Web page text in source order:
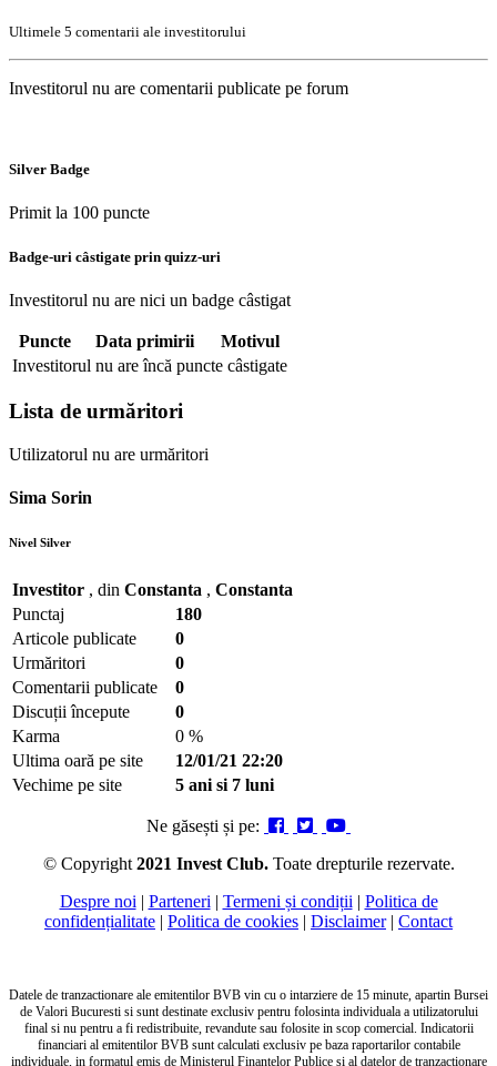
Ultimele 5 comentarii ale investitorului
Investitorul nu are comentarii publicate pe forum
Silver Badge
Primit la 100 puncte
Badge-uri câstigate prin quizz-uri
Investitorul nu are nici un badge câstigat
Puncte Data primirii
Motivul
Investitorul nu are încă puncte câstigate
Lista de urmăritori
Utilizatorul nu are urmăritori
Sima Sorin
Nivel Silver
Investitor , din Constanta , Constanta
Punctaj
180
Articole publicate
0
Urmăritori
0
Comentarii publicate
0
Discuții începute
0
Karma
0 %
Ultima oară pe site
12/01/21 22:20
Vechime pe site
5 ani si 7 luni
Ne găsești și pe:
© Copyright 2021 Invest Club. Toate drepturile rezervate.
Despre noi | Parteneri | Termeni și condiții | Politica de
confidențialitate | Politica de cookies | Disclaimer| Contact
Datele de tranzactionare ale emitentilor BVB vin cu o intarziere de 15 minute, apartin Bursei
de Valori Bucuresti si sunt destinate exclusiv pentru folosinta individuala a utilizatorului
final si nu pentru a fi redistribuite, revandute sau folosite in scop comercial. Indicatorii
financiari al emitentilor BVB sunt calculati exclusiv pe baza raportarilor contabile
individuale, in formatul emis de Ministerul Finantelor Publice si al datelor de tranzactionare